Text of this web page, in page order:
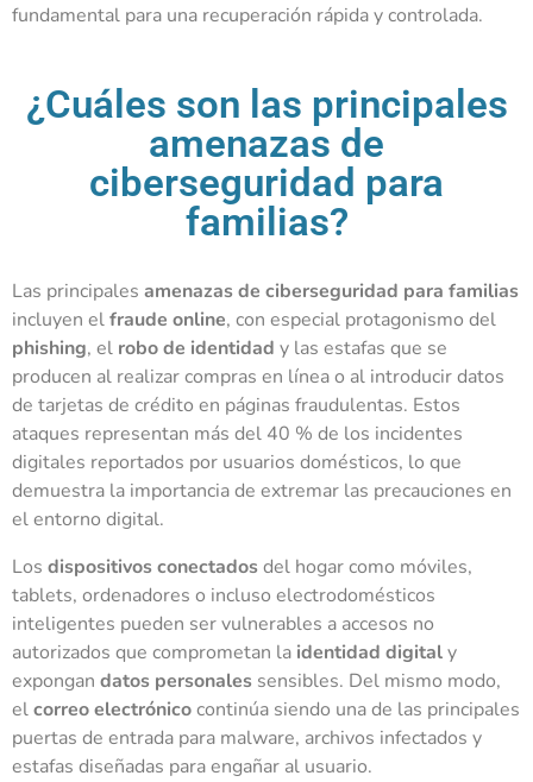
fundamental para una recuperación rápida y controlada.
¿Cuáles son las principales
amenazas de
ciberseguridad para
familias?
Las principales amenazas de ciberseguridad para familias
incluyen elfraude online, con especial protagonismo del
phishing, el robo de identidad y las estafas que se
producen al realizar compras en línea o al introducir datos
de tarjetas de crédito en páginas fraudulentas. Estos
ataques representan más del 40 % de los incidentes
digitales reportados por usuarios domésticos, lo que
demuestra la importancia de extremar las precauciones en
el entorno digital.
Los dispositivos conectadosdel hogar como móviles,
tablets, ordenadores o incluso electrodomésticos
inteligentes pueden ser vulnerables a accesos no
autorizados que comprometan la identidad digitaly
expongan datos personales sensibles. Del mismo modo,
elcorreo electrónicocontinúa siendo una de las principales
puertas de entrada para malware, archivos infectados y
estafas diseñadas para engañar al usuario.